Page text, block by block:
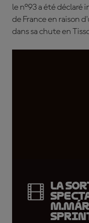
le n°93 a été déclaré
de France en raison
dans sa chute en
La